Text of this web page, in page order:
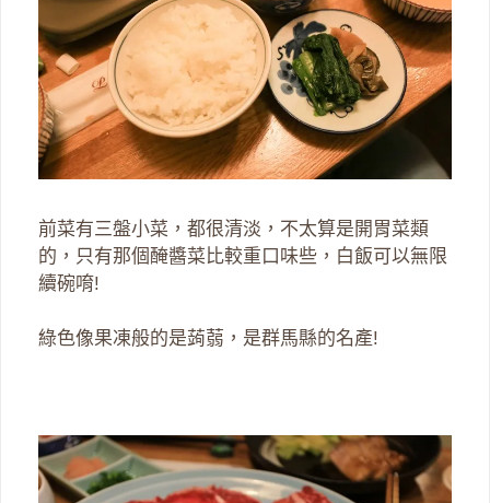
前菜有三盤小菜，都很清淡，不太算是開胃菜類
的，只有那個醃醬菜比較重口味些，白飯可以無限
續碗唷!
綠色像果凍般的是蒟蒻，是群馬縣的名產!